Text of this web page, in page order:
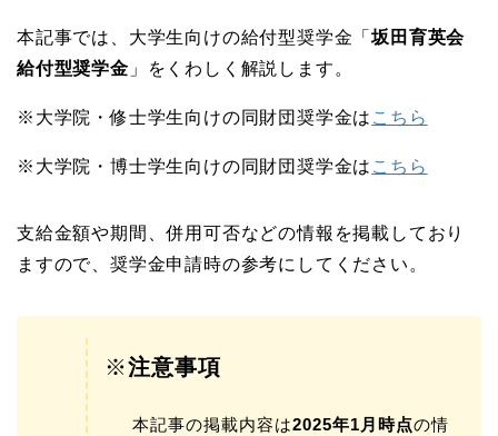
本記事では、大学生向けの給付型奨学金「坂田育英会
給付型奨学金 」をくわしく解説します。
※大学院・修士学生向けの同財団奨学金は こちら
※大学院・博士学生向けの同財団奨学金は こちら
支給金額や期間、併用可否などの情報を掲載しており
ますので、奨学金申請時の参考にしてください。
※注意事項
本記事の掲載内容は2025年1月時点の情